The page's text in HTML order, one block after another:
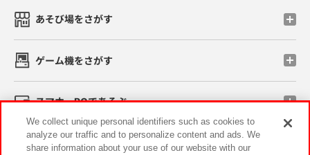
あそび場をさがす
ゲーム機をさがす
スマホ・PCであそぶ
イベント・キャンペーン
We collect unique personal identifiers such as cookies to
analyze our traffic and to personalize content and ads. We
share information about your use of our website with our